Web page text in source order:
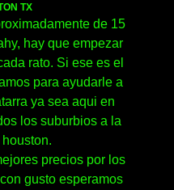
TX
de 15
hay que empezar
rato. Si ese es el
para ayudarle a
ya sea aqui en
los suburbios a la
precios por los
gusto esperamos